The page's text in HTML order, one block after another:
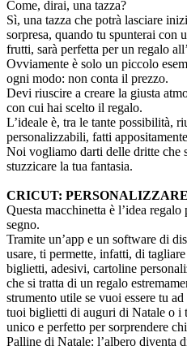
Come, dirai, una tazza?
Sì, una tazza che potrà lasciare
sorpresa, quando tu spunterai con
frutti, sarà perfetta per un regalo
Ovviamente è solo un piccolo
ogni modo: non conta il prezzo.
Devi riuscire a creare la giusta
con cui hai scelto il regalo.
L’ideale è, tra le tante possibilità,
personalizzabili, fatti
Noi vogliamo darti delle dritte che
stuzzicare la tua fantasia.
CRICUT:
Questa macchinetta è l’idea
segno.
Tramite un’app e un software di
usare, ti permette, infatti, di
biglietti, adesivi, cartoline
che si tratta di un regalo
strumento utile se vuoi essere tu
tuoi biglietti di auguri di Natale o i
unico e perfetto per sorprendere
Palline di Natale: l’albero diventa